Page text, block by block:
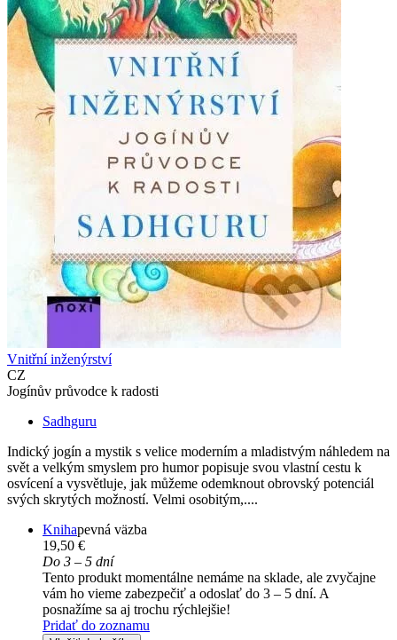
Vnitřní inženýrství
CZ
Jogínův průvodce k radosti
Sadhguru
Indický jogín a mystik s velice moderním a mladistvým náhledem na
svět a velkým smyslem pro humor popisuje svou vlastní cestu k
osvícení a vysvětluje, jak můžeme odemknout obrovský potenciál
svých skrytých možností. Velmi osobitým,....
Knihapevná väzba
19,50 €
Do 3 – 5 dní
Tento produkt momentálne nemáme na sklade, ale zvyčajne
vám ho vieme zabezpečiť a odoslať do 3 – 5 dní. A
posnažíme sa aj trochu rýchlejšie!
Pridať do zoznamu